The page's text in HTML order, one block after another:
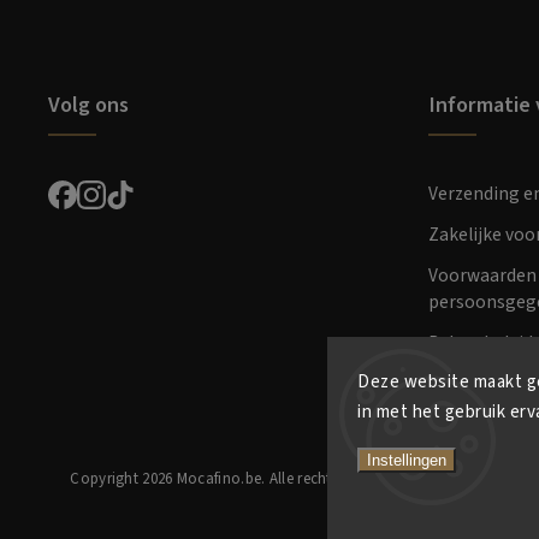
Deze website maakt
in met het gebruik
Instellingen
Volg ons Informatie
Verzending
Zakelijke
Retourbeleid
Copyright 2026 Mocafino.be. Alle rechten voorbehouden.